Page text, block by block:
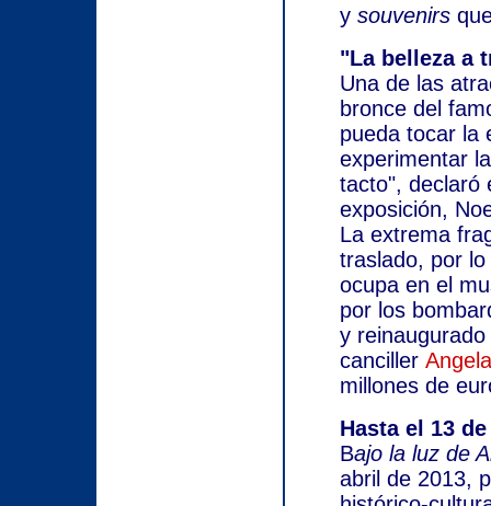
y souvenirs
"La belleza a
Una de las
bronce del
pueda tocar la
experimentar
tacto", declaró
exposición,
La extrema
traslado, por
ocupa en el
por los
y
canciller
millones de
Hasta el 13
Bajo la luz de
abril de 2013,